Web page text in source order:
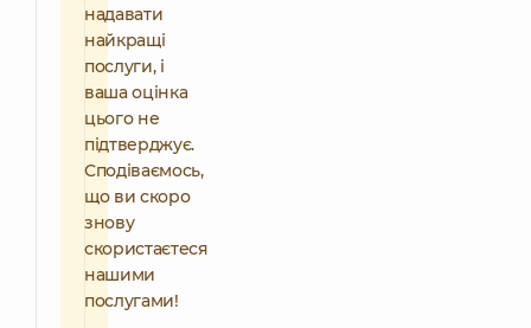
надавати
найкращі
послуги, і
ваша оцінка
цього не
підтверджує.
Сподіваємось,
що ви скоро
знову
скористаєтеся
нашими
послугами!